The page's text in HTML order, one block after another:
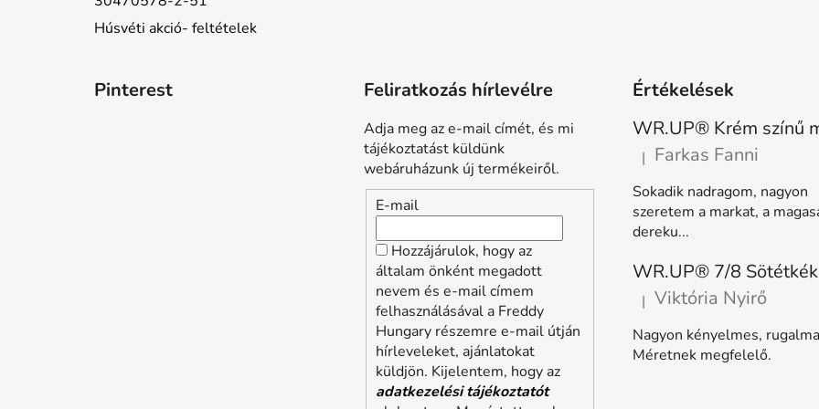
Húsvéti akció- feltételek
Pinterest Feliratkozás hírlevélre
Adja meg az e-mail címét, és mi
tájékoztatást küldünk
webáruházunk új termékeiről.
E-mail
Hozzájárulok, hogy az
általam önként megadott
nevem és e-mail címem
felhasználásával a Freddy
Hungary részemre e-mail útján
hírleveleket, ajánlatokat
küldjön. Kijelentem, hogy az
adatkezelési tájékoztatót
Értékelések
A termék értékelése 5-ből 5
| Farkas Fanni
Sokadik nadragom, nagyon
szeretem a markat, a
dereku...
A termék értékelése 5-ből 5
| Viktória Nyirő
Nagyon kényelmes,
Méretnek megfelelő.